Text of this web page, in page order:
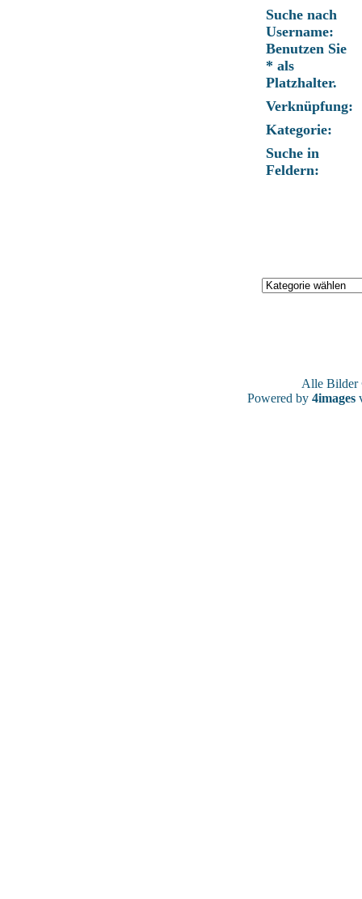
Suche nach
Username:
Benutzen Sie
* als
Platzhalter.
Verknüpfung:
Kategorie:
Suche in
Feldern:
Alle
Powered by 4images